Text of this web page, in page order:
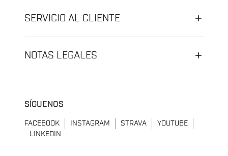
SERVICIO AL CLIENTE
NOTAS LEGALES
SÍGUENOS
FACEBOOK INSTAGRAM STRAVA
YOUTUBE
LINKEDIN